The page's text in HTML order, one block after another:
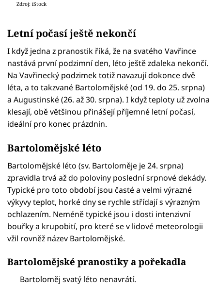
Zdroj: iStock
Letní počasí ještě nekončí
I když jedna z pranostik říká, že na svatého Vavřince
nastává první podzimní den, léto ještě zdaleka nekončí.
Na Vavřinecký podzimek totiž navazují dokonce dvě
léta, a to takzvané Bartolomějské (od 19. do 25. srpna)
a Augustinské (26. až 30. srpna). I když teploty už zvolna
klesají, obě většinou přinášejí příjemné letní počasí,
ideální pro konec prázdnin.
Bartolomějské léto
Bartolomějské léto (sv. Bartoloměje je 24. srpna)
zpravidla trvá až do poloviny poslední srpnové dekády.
Typické pro toto období jsou časté a velmi výrazné
výkyvy teplot, horké dny se rychle střídají s výrazným
ochlazením. Neméně typické jsou i dosti intenzivní
bouřky a krupobití, pro které se v lidové meteorologii
vžil rovněž název Bartolomějské.
Bartolomějské pranostiky a pořekadla
Bartoloměj svatý léto nenavrátí.